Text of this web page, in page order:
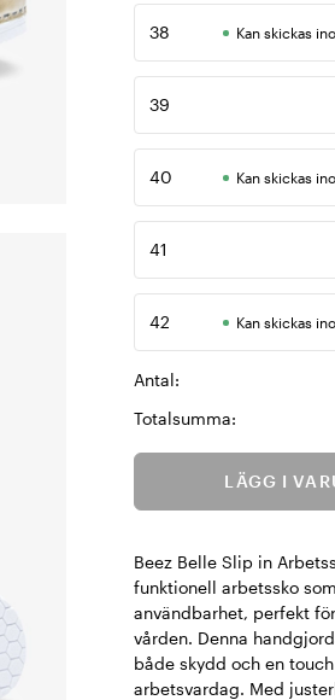
38 Kan skickas
39
40 Kan skickas
41
42 Kan skickas
Antal:
Totalsumma:
LÄGG I
Beez Belle Slip in
funktionell arbetssko
användbarhet, perfekt
vården. Denna
både skydd och en
arbetsvardag. Med